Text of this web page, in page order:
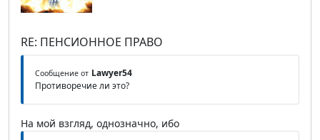
RE: ПЕНСИОННОЕ ПРАВО
Сообщение от Lawyer54
Противоречие ли это?
На мой взгляд, однозначно, ибо